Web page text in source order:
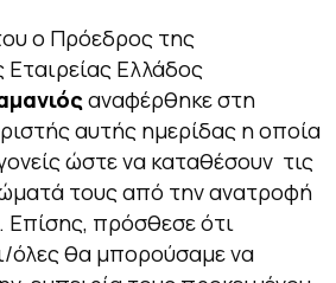
ο Πρόεδρος της
Εταιρείας Ελλάδος
αναφέρθηκε στη
αυτής ημερίδας η οποία
ώστε να καταθέσουν τις
τους από την ανατροφή
Επίσης, πρόσθεσε ότι
όλες θα μπορούσαμε να